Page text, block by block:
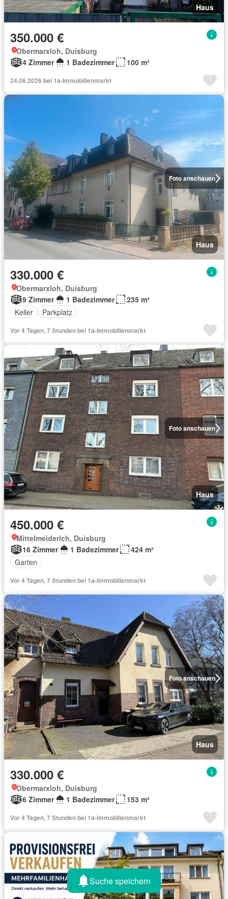
Haus
350.000 €
Obermarxloh, Duisburg
4 Zimmer
1 Badezimmer 100 m²
24.06.2026 bei 1a-Immobilienmarkt
Foto anschauen
Haus
330.000 €
Obermarxloh, Duisburg
9 Zimmer
1 Badezimmer
235 m²
Keller
Parkplatz
Vor 4 Tagen, 7 Stunden bei 1a-Immobilienmarkt
Foto anschauen
Haus
450.000 €
Mittelmeiderich, Duisburg
16 Zimmer
1 Badezimmer
424 m²
Garten
Vor 4 Tagen, 7 Stunden bei 1a-Immobilienmarkt
Foto anschauen
Haus
330.000 €
Obermarxloh, Duisburg
6 Zimmer
1 Badezimmer 153 m²
Vor 4 Tagen, 7 Stunden bei 1a-Immobilienmarkt
Suche speichern